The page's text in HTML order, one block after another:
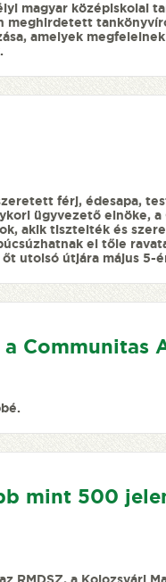
magyar középiskolai
meghirdetett
amelyek
férj, édesapa,
ügyvezető elnöke,
akik tisztelték és
el tőle
utolsó útjára május 5-
a Communitas
mint 500